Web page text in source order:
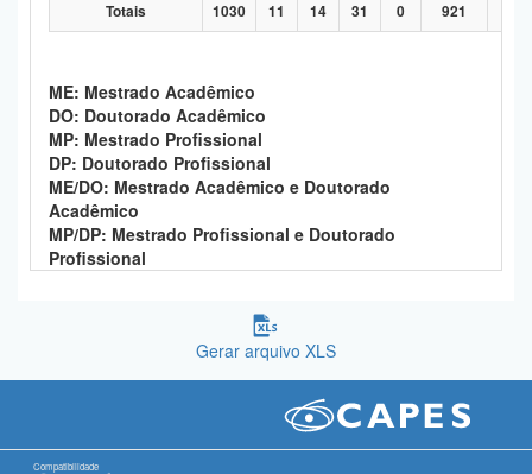
Totais 1030 11 14 31 0 921
ME: Mestrado Acadêmico
DO: Doutorado Acadêmico
MP: Mestrado Profissional
DP: Doutorado Profissional
ME/DO: Mestrado Acadêmico e Doutorado
Acadêmico
MP/DP: Mestrado Profissional e Doutorado
Profissional
Gerar arquivo XLS
Compatibilidade